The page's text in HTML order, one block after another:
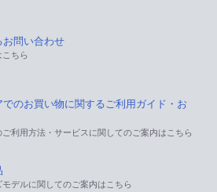
問い合わせ
ちら
でのお買い物に関するご利用ガイド・お
利用方法・サービスに関してのご案内はこちら
デルに関してのご案内はこちら